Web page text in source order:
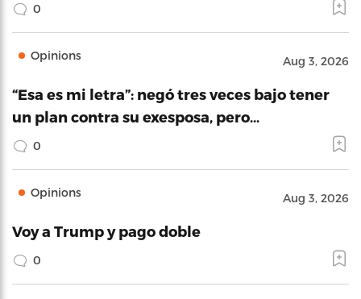
0
Opinions Aug 3, 2026
“Esa es mi letra”: negó tres veces bajo tener
un plan contra su exesposa, pero…
0
Opinions Aug 3, 2026
Voy a Trump y pago doble
0